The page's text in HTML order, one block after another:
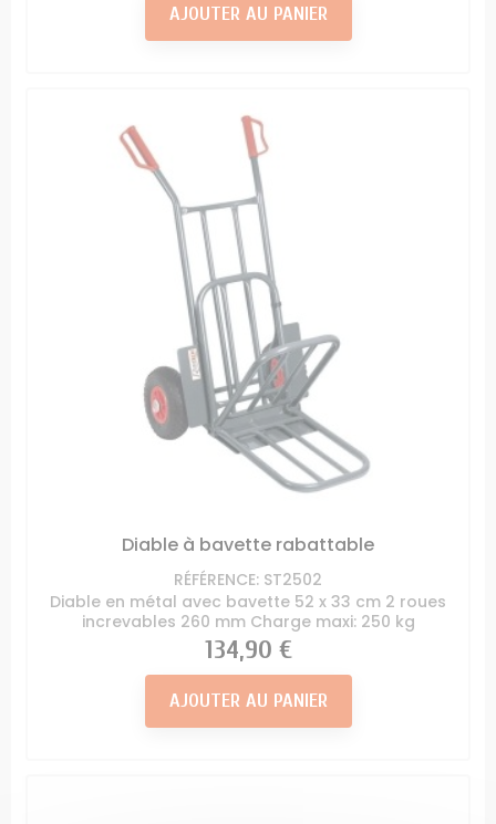
AJOUTER AU PANIER
Diable à bavette rabattable
RÉFÉRENCE: ST2502
Diable en métal avec bavette 52 x 33 cm 2 roues
increvables 260 mm Charge maxi: 250 kg
Prix
134,90 €
AJOUTER AU PANIER